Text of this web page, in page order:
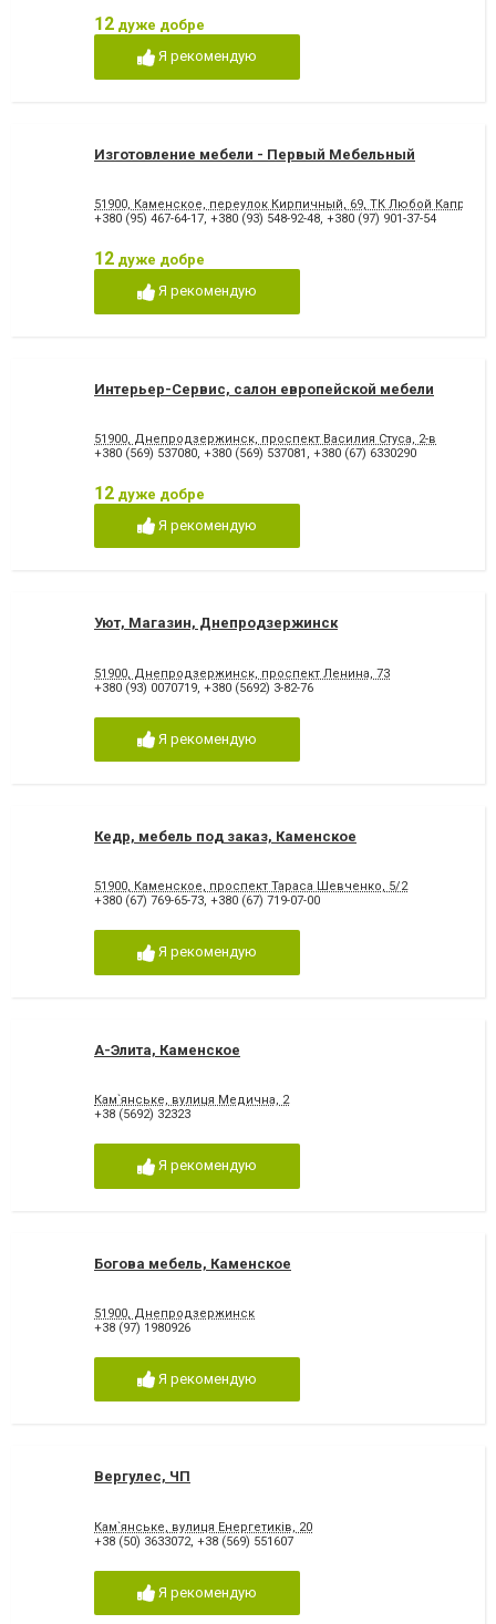
12 дуже добре
Я рекомендую
Изготовление мебели - Первый Мебельный
51900, Каменское, переулок Кирпичный, 69, ТК Любой Каприз,
+380 (95) 467-64-17, +380 (93) 548-92-48, +380 (97) 901-37-54
12 дуже добре
Я рекомендую
Интерьер-Сервис, салон европейской мебели
51900, Днепродзержинск, проспект Василия Стуса, 2-в
+380 (569) 537080, +380 (569) 537081 , +380 (67) 6330290
12 дуже добре
Я рекомендую
Уют, Магазин, Днепродзержинск
51900, Днепродзержинск, проспект Ленина, 73
+380 (93) 0070719 +380 (5692) 3-82-76
Я рекомендую
Кедр, мебель под заказ, Каменское
51900, Каменское, проспект Тараса Шевченко, 5/2
+380 (67) 769-65-73, +380 (67) 719-07-00
Я рекомендую
А-Элита, Каменское
Кам`янське, вулиця Медична, 2
+38 (5692) 32323
Я рекомендую
Богова мебель, Каменское
51900, Днепродзержинск
+38 (97) 1980926
Я рекомендую
Вергулес, ЧП
Кам`янське, вулиця Енергетиків, 20
+38 (50) 3633072, +38 (569) 551607
Я рекомендую